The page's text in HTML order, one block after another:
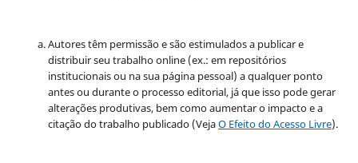
Autores têm permissão e são estimulados a publicar e
distribuir seu trabalho online (ex.: em repositórios
institucionais ou na sua página pessoal) a qualquer ponto
antes ou durante o processo editorial, já que isso pode gerar
alterações produtivas, bem como aumentar o impacto e a
citação do trabalho publicado (VejaO Efeito do Acesso Livre).